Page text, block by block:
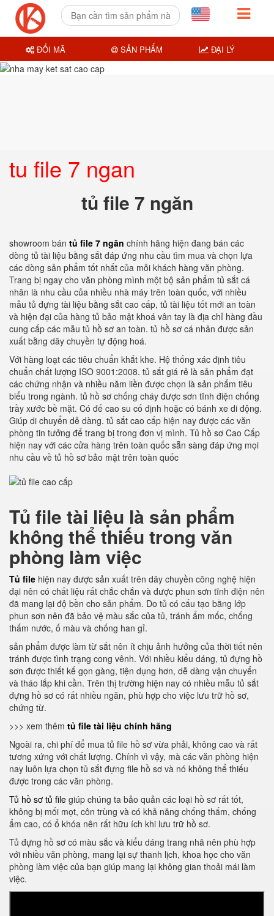
tu file 7 ngan
tủ file 7 ngăn
showroom bán tủ file 7 ngăn chính hãng hiện đang bán các
dòng tủ tài liệu bằng sắt đáp ứng nhu cầu tìm mua và chọn lựa
các dòng sản phẩm tốt nhất của mỗi khách hàng văn phòng.
Trang bị ngay cho văn phòng mình một bộ sản phẩm tủ sắt cá
nhân là nhu cầu của nhiều nhà máy trên toàn quốc, với nhiều
mẫu tủ đựng tài liệu bằng sắt cao cấp, tủ tài liệu tốt mới an toàn
và hiện đại của hàng tủ bảo mật khoá vân tay là địa chỉ hàng đầu
cung cấp các mẫu tủ hồ sơ an toàn. tủ hồ sơ cá nhân được sản
xuất bằng dây chuyền tự động hoá.
Với hàng loạt các tiêu chuẩn khắt khe. Hệ thống xác định tiêu
chuẩn chất lượng ISO 9001:2008. tủ sắt giá rẻ là sản phẩm đạt
các chứng nhận và nhiều năm liền được chọn là sản phẩm tiêu
biểu trong ngành. tủ hồ sơ chống cháy được sơn tĩnh điện chống
trầy xước bề mặt. Có đế cao su cố định hoặc có bánh xe di động.
Giúp di chuyển dễ dàng. tủ sắt cao cấp hiện nay được các văn
phòng tin tưởng để trang bị trong đơn vị mình. Tủ hồ sơ Cao Cấp
hiện nay với các cửa hàng trên toàn quốc sẵn sàng đáp ứng mọi
nhu cầu về tủ hồ sơ bảo mật trên toàn quốc
Tủ file tài liệu là sản phẩm
không thể thiếu trong văn
phòng làm việc
Tủ file hiện nay được sản xuất trên dây chuyền công nghệ hiện
đại nên có chất liệu rất chắc chắn và được phun sơn tĩnh điện nên
đã mang lại độ bền cho sản phẩm. Do tủ có cấu tạo bằng lớp
phun sơn nên đã bảo vệ màu sắc của tủ, tránh ẩm mốc, chống
thấm nước, ố màu và chống han gỉ.
sản phẩm được làm từ sắt nên ít chịu ảnh hưởng của thời tiết nên
tránh được tình trạng cong vênh. Với nhiều kiểu dáng, tủ đựng hồ
sơn được thiết kế gọn gàng, tiện dụng hơn, dễ dàng vận chuyển
và tháo lắp khi cần. Trên thị trường hiện nay có nhiều mẫu tủ sắt
đựng hồ sơ có rất nhiều ngăn, phù hợp cho việc lưu trữ hồ sơ,
chứng từ.
>>> xem thêm tủ file tài liệu chính hãng
Ngoài ra, chi phí để mua tủ file hồ sơ vừa phải, không cao và rất
tương xứng với chất lượng. Chính vì vậy, mà các văn phòng hiện
nay luôn lựa chọn tủ sắt đựng file hồ sơ và nó không thể thiếu
được trong các văn phòng.
Tủ hồ sơ tủ file giúp chúng ta bảo quản các loại hồ sơ rất tốt,
không bị mối mọt, côn trùng và có khả năng chống thấm, chống
ẩm cao, có ổ khóa nên rất hữu ích khi lưu trữ hồ sơ.
Tủ đựng hồ sơ có màu sắc và kiểu dáng trang nhã nên phù hợp
với nhiều văn phòng, mang lại sự thanh lịch, khoa học cho văn
phòng làm việc của bạn giúp mang lại không gian thoải mái làm
việc.
ĐỔI MÃ SẢN PHẨM ĐẠI LÝ